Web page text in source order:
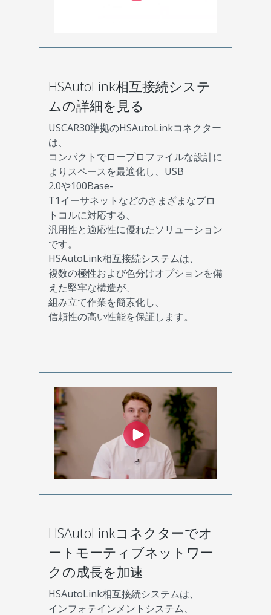
HSAutoLink相互接続システ
ムの詳細を見る
USCAR30準拠のHSAutoLinkコネクター
は、
コンパクトでロープロファイルな設計に
よりスペースを最適化し、USB
2.0や100Base-
T1イーサネットなどのさまざまなプロ
トコルに対応する、
汎用性と適応性に優れたソリューション
です。
HSAutoLink相互接続システムは、
複数の極性および色分けオプションを備
えた堅牢な構造が、
組み立て作業を簡素化し、
信頼性の高い性能を保証します。
HSAutoLinkコネクターでオ
ートモーティブネットワー
クの成長を加速
HSAutoLink相互接続システムは、
インフォテインメントシステム、